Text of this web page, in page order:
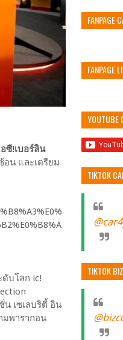
ซี!เบอร์ลิน
อน และเตรียม
บโลก ic!
น เซเลบริตี้ อิน
มพารากอน
FANPAGE
FANPAGE
YOUTUBE
TIKTOK
TIKTOK